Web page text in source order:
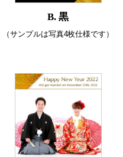
B. 黒
（サンプルは写真4枚仕様です）